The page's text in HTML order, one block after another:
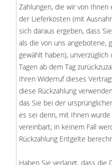
Zahlungen, die wir von
der Lieferkosten (mit
sich daraus ergeben, dass
als die von uns angebotene,
gewählt haben),
Tagen ab dem Tag
Ihren Widerruf dieses
diese Rückzahlung
das Sie bei der
es sei denn, mit Ihnen
vereinbart; in keinem Fall
Rückzahlung Entgelte
Haben Sie verlangt, dass